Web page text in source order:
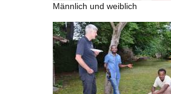
Männlich und weiblich